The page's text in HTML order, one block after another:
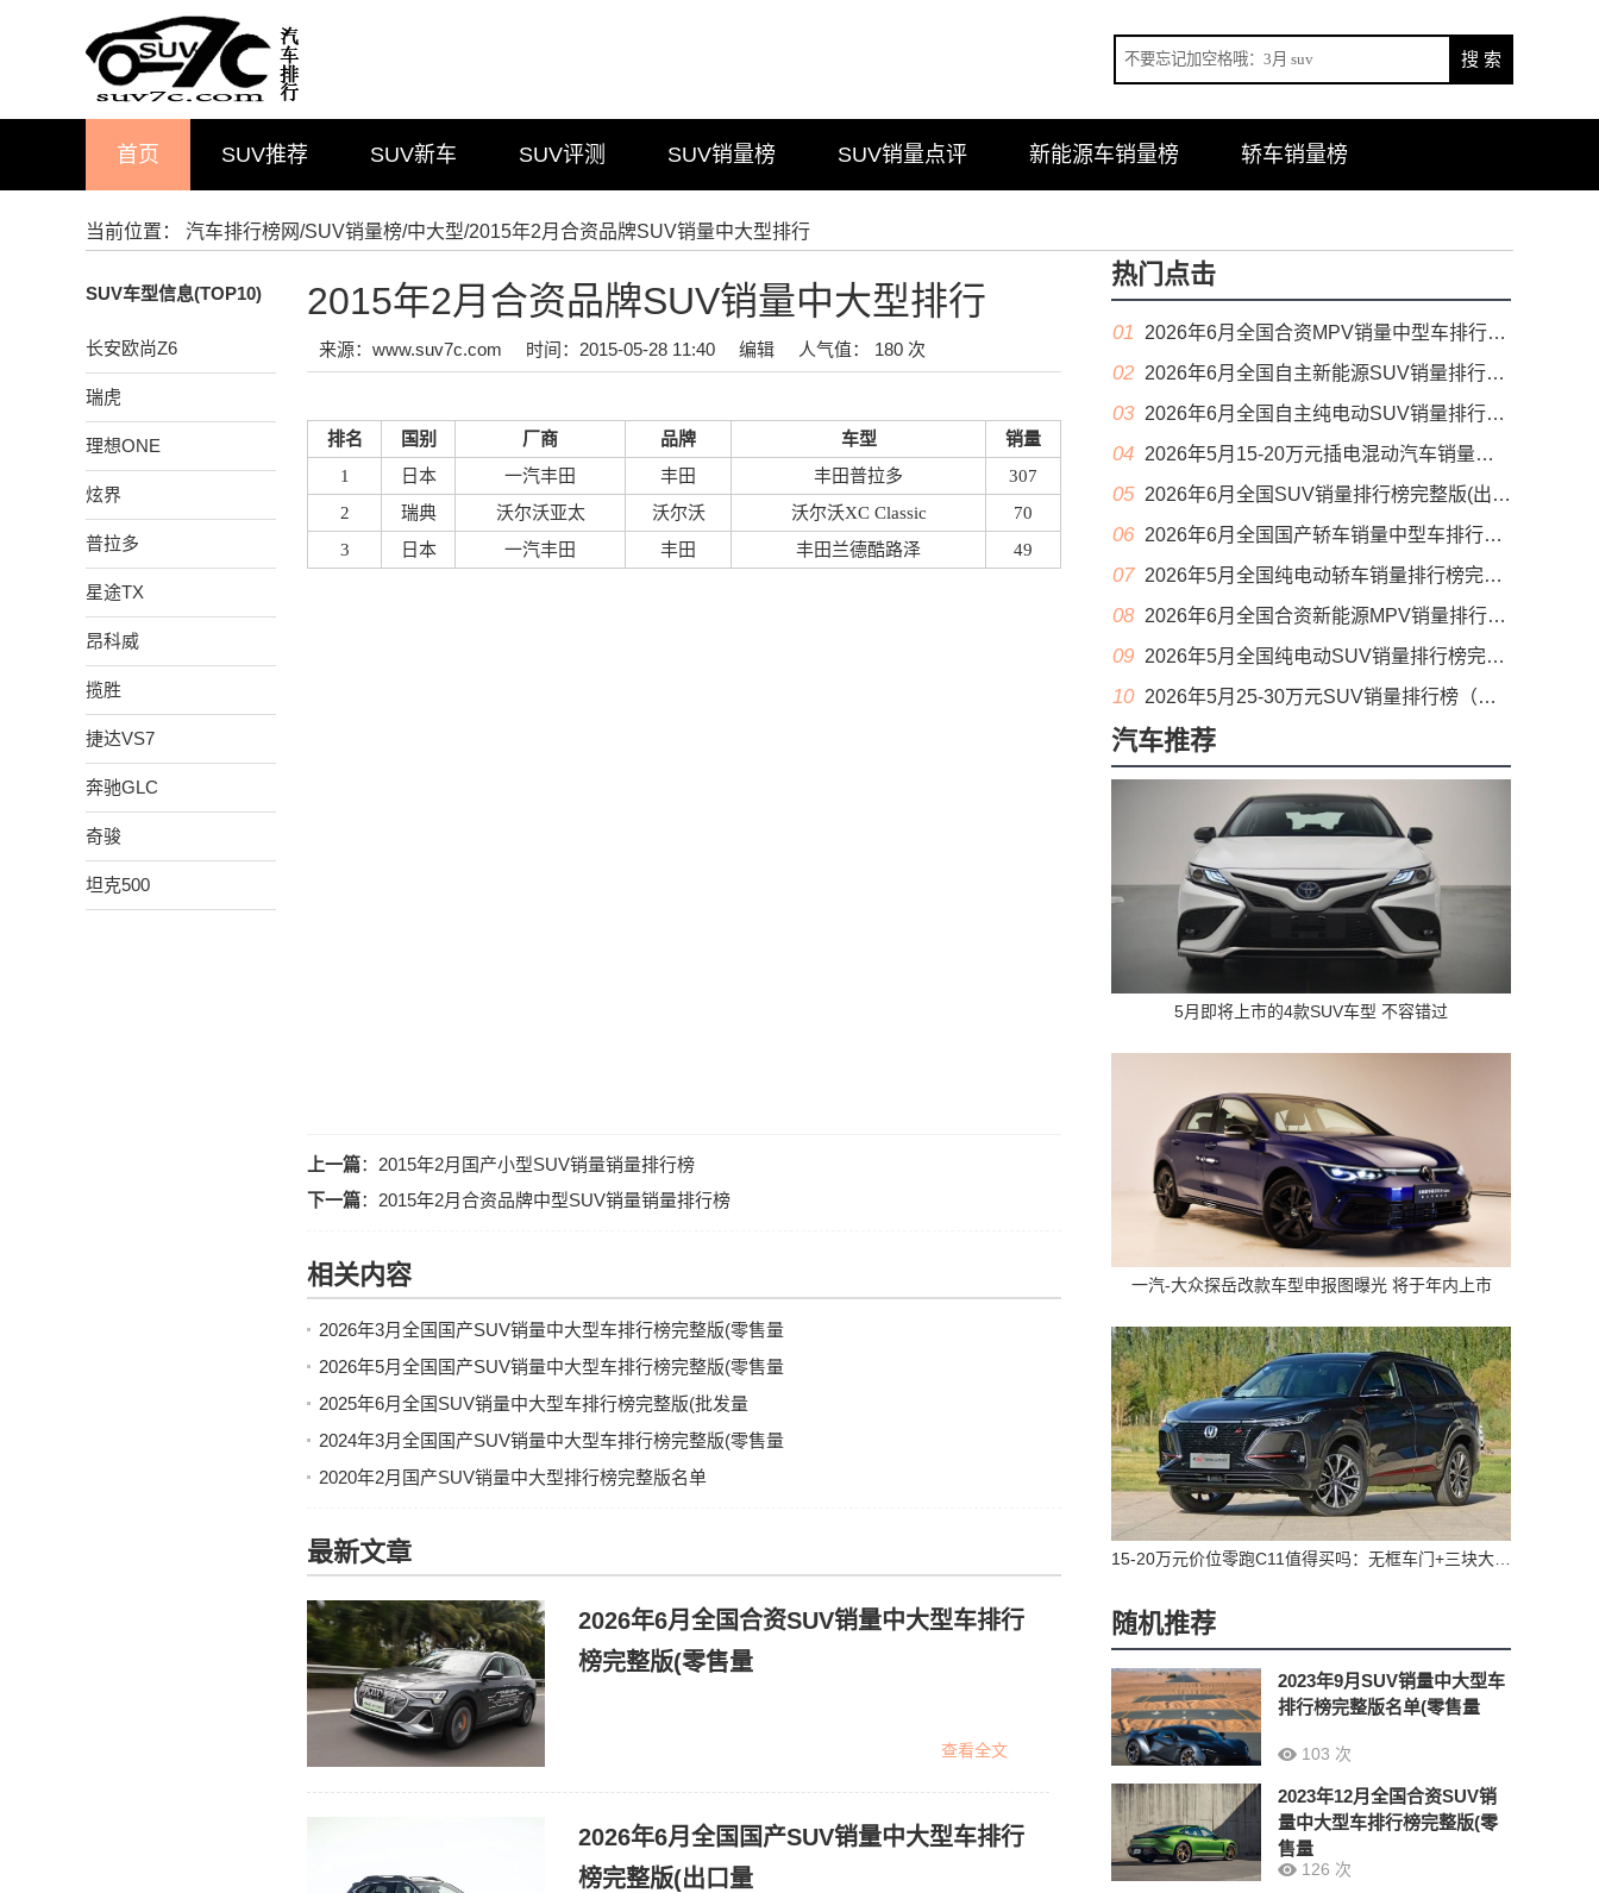
首页 SUV推荐 SUV新车 SUV评测 SUV销量榜 SUV销量点评 新能源车销量榜 轿车销量榜
当前位置： 汽车排行榜网/SUV销量榜/中大型/2015年2月合资品牌SUV销量中大型排行
SUV车型信息(TOP10)
长安欧尚Z6
瑞虎
理想ONE
炫界
普拉多
星途TX
昂科威
揽胜
捷达VS7
奔驰GLC
奇骏
坦克500
2015年2月合资品牌SUV销量中大型排行
来源：www.suv7c.com 时间：2015-05-28 11:40 编辑 人气值： 180 次
排名 国别 厂商 品牌 车型
销量
1
日本 一汽丰田 丰田 丰田普拉多
307
2
瑞典 沃尔沃亚太 沃尔沃 沃尔沃XC Classic
70
3
日本 一汽丰田 丰田 丰田兰德酷路泽 49
上一篇： 2015年2月国产小型SUV销量销量排行榜
下一篇： 2015年2月合资品牌中型SUV销量销量排行榜
相关内容
2026年3月全国国产SUV销量中大型车排行榜完整版(零售量
2026年5月全国国产SUV销量中大型车排行榜完整版(零售量
2025年6月全国SUV销量中大型车排行榜完整版(批发量
2024年3月全国国产SUV销量中大型车排行榜完整版(零售量
2020年2月国产SUV销量中大型排行榜完整版名单
最新文章
2026年6月全国合资SUV销量中大型车排行
榜完整版(零售量
查看全文
2026年6月全国国产SUV销量中大型车排行
榜完整版(出口量
热门点击
01 2026年6月全国合资MPV销量中型车排行榜完整版(零售量
02 2026年6月全国自主新能源SUV销量排行榜完整版(零售量
03 2026年6月全国自主纯电动SUV销量排行榜完整版(零售量
04 2026年5月15-20万元插电混动汽车销量排行榜（零售量）
05 2026年6月全国SUV销量排行榜完整版(出口量
06 2026年6月全国国产轿车销量中型车排行榜完整版(零售量
07 2026年5月全国纯电动轿车销量排行榜完整版(批发量
08 2026年6月全国合资新能源MPV销量排行榜完整版(零售量
09 2026年5月全国纯电动SUV销量排行榜完整版(零售量
10 2026年5月25-30万元SUV销量排行榜（零售量）
汽车推荐
5月即将上市的4款SUV车型 不容错过
一汽-大众探岳改款车型申报图曝光 将于年内上市
随机推荐
2023年9月SUV销量中大型车
排行榜完整版名单(零售量
103 次
2023年12月全国合资SUV销
量中大型车排行榜完整版(零
售量
126 次